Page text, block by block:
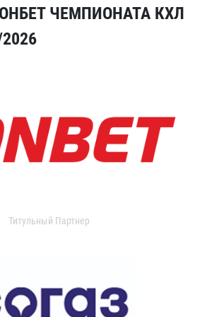
ЧЕМПИОНАТА КХЛ
Титульный Партнер